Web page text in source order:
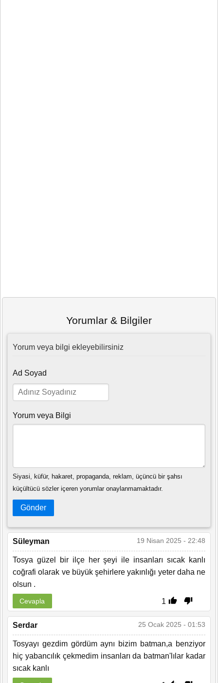
Yorumlar & Bilgiler
Yorum veya bilgi ekleyebilirsiniz
Ad Soyad
Yorum veya Bilgi
Siyasi, küfür, hakaret, propaganda, reklam, üçüncü bir şahsı
küçültücü sözler içeren yorumlar onaylanmamaktadır.
Gönder
Süleyman 19 Nisan 2025 - 22:48
Tosya güzel bir ilçe her şeyi ile insanları sıcak kanlı
coğrafi olarak ve büyük şehirlere yakınlığı yeter daha ne
olsun .
1
Cevapla
Serdar 25 Ocak 2025 - 01:53
Tosyayı gezdim gördüm aynı bizim batman,a benziyor
hiç yabancılık çekmedim insanları da batman'lılar kadar
sıcak kanlı